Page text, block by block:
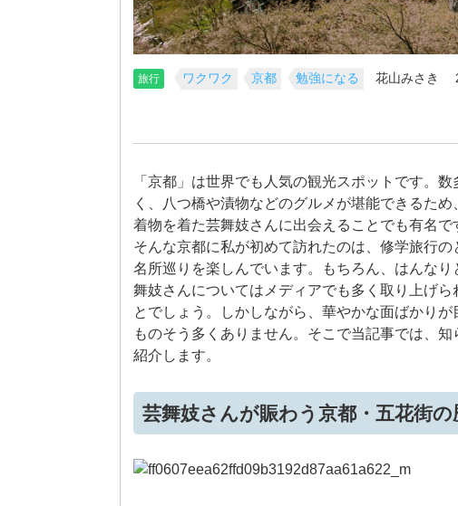
旅行 ワクワク 京都 勉強になる 花山みさき
「京都」は世界でも人気の観光スポットです。
く、八つ橋や漬物などのグルメが堪能できるた
着物を着た芸舞妓さんに出会えることでも有名で
そんな京都に私が初めて訪れたのは、修学旅行
名所巡りを楽しんでいます。もちろん、はんな
舞妓さんについてはメディアでも多く取り上げ
とでしょう。しかしながら、華やかな面ばかり
ものそう多くありません。そこで当記事では、
紹介します。
芸舞妓さんが賑わう京都・五花街の